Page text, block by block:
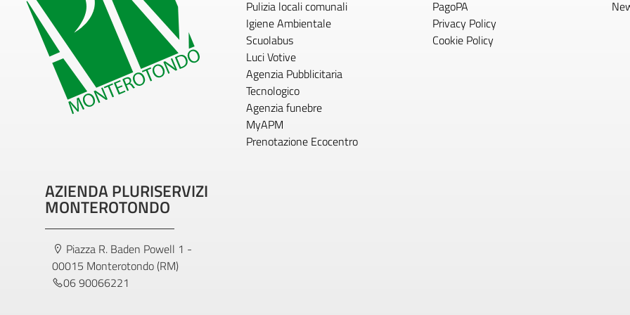
AZIENDA PLURISERVIZI
MONTEROTONDO
Piazza R. Baden Powell 1 -
00015 Monterotondo (RM)
06 90066221
Pulizia locali comunali
Igiene Ambientale
Scuolabus
Luci Votive
Agenzia Pubblicitaria
Tecnologico
Agenzia funebre
MyAPM
Prenotazione Ecocentro
PagoPA
Privacy Policy
Cookie Policy